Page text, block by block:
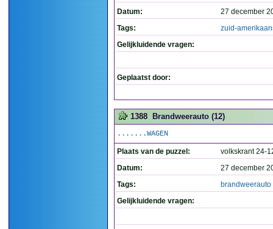
Datum:
27 december
Tags:
zuid-
Gelijkluidende vragen:
Geplaatst door:
1388 Brandweerauto (12)
.......WAGEN
Plaats van de puzzel:
volkskrant 24-
Datum:
27 december
Tags:
brandweerauto
Gelijkluidende vragen: